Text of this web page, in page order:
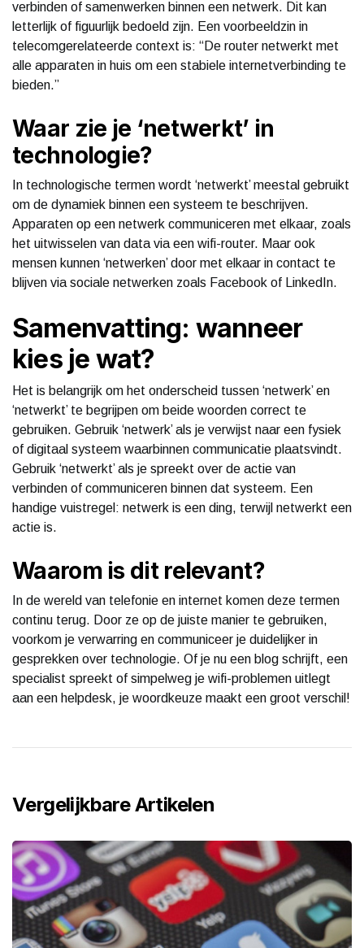
verbinden of samenwerken binnen een netwerk. Dit kan
letterlijk of figuurlijk bedoeld zijn. Een voorbeeldzin in
telecomgerelateerde context is: “De router netwerkt met
alle apparaten in huis om een stabiele internetverbinding te
bieden.”
Waar zie je ‘netwerkt’ in
technologie?
In technologische termen wordt ‘netwerkt’ meestal gebruikt
om de dynamiek binnen een systeem te beschrijven.
Apparaten op een netwerk communiceren met elkaar, zoals
het uitwisselen van data via een wifi-router. Maar ook
mensen kunnen ‘netwerken’ door met elkaar in contact te
blijven via sociale netwerken zoals Facebook of LinkedIn.
Samenvatting: wanneer
kies je wat?
Het is belangrijk om het onderscheid tussen ‘netwerk’ en
‘netwerkt’ te begrijpen om beide woorden correct te
gebruiken. Gebruik ‘netwerk’ als je verwijst naar een fysiek
of digitaal systeem waarbinnen communicatie plaatsvindt.
Gebruik ‘netwerkt’ als je spreekt over de actie van
verbinden of communiceren binnen dat systeem. Een
handige vuistregel: netwerk is een ding, terwijl netwerkt een
actie is.
Waarom is dit relevant?
In de wereld van telefonie en internet komen deze termen
continu terug. Door ze op de juiste manier te gebruiken,
voorkom je verwarring en communiceer je duidelijker in
gesprekken over technologie. Of je nu een blog schrijft, een
specialist spreekt of simpelweg je wifi-problemen uitlegt
aan een helpdesk, je woordkeuze maakt een groot verschil!
Vergelijkbare Artikelen